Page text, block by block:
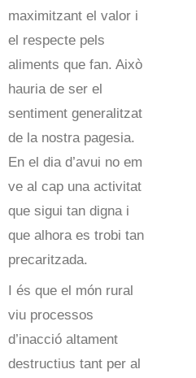
maximitzant el valor i
el respecte pels
aliments que fan. Això
hauria de ser el
sentiment generalitzat
de la nostra pagesia.
En el dia d’avui no em
ve al cap una activitat
que sigui tan digna i
que alhora es trobi tan
precaritzada.
I és que el món rural
viu processos
d’inacció altament
destructius tant per al